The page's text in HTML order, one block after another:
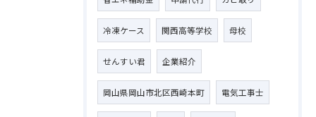
冷凍ケース 関西高等学校 母校
せんすい君 企業紹介
岡山県岡山市北区西崎本町 電気工事士